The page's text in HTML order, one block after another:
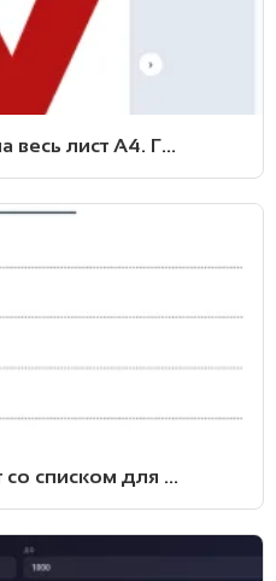
весь лист А4. Г...
со списком для ...